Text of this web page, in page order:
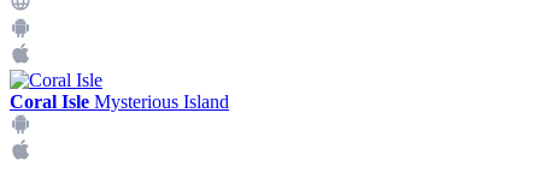
Coral Isle Mysterious Island